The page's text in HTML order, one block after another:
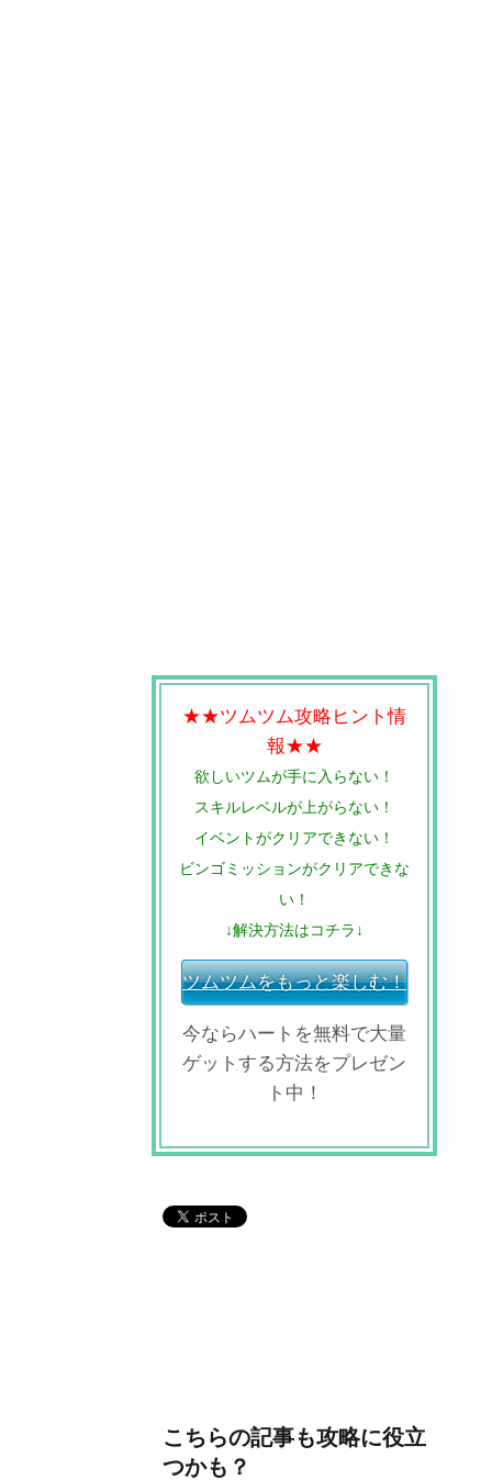
★★ツムツム攻略ヒント情
報★★
欲しいツムが手に入らない！
スキルレベルが上がらない！
イベントがクリアできない！
ビンゴミッションがクリアできな
い！
↓解決方法はコチラ↓
ツムツムをもっと楽しむ！
今ならハートを無料で大量
ゲットする方法をプレゼン
ト中！
こちらの記事も攻略に役立
つかも？